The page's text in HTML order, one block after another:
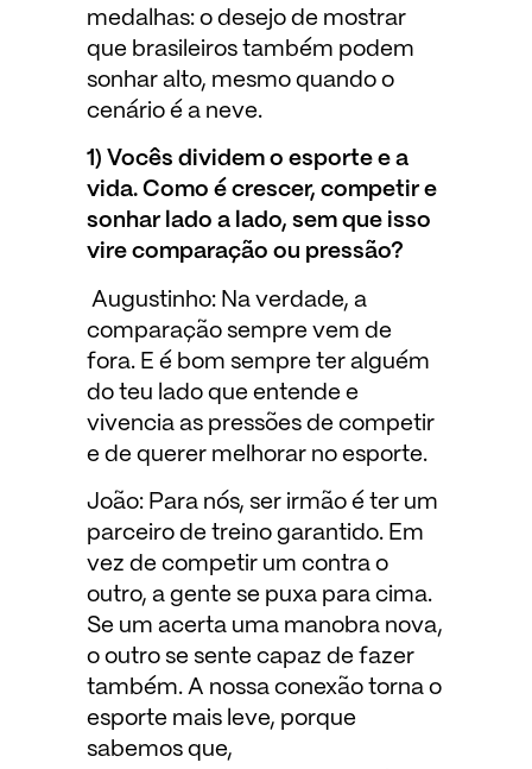
medalhas: o desejo de mostrar
que brasileiros também podem
sonhar alto, mesmo quando o
cenário é a neve.
1) Vocês dividem o esporte e a
vida. Como é crescer, competir e
sonhar lado a lado, sem que isso
vire comparação ou pressão?
Augustinho: Na verdade, a
comparação sempre vem de
fora. E é bom sempre ter alguém
do teu lado que entende e
vivencia as pressões de competir
e de querer melhorar no esporte.
João: Para nós, ser irmão é ter um
parceiro de treino garantido. Em
vez de competir um contra o
outro, a gente se puxa para cima.
Se um acerta uma manobra nova,
o outro se sente capaz de fazer
também. A nossa conexão torna o
esporte mais leve, porque
sabemos que,